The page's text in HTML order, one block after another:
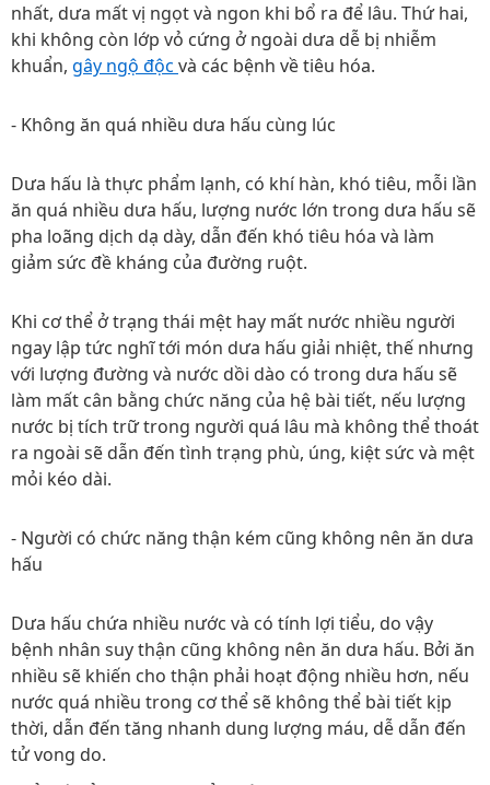
nhất, dưa mất vị ngọt và ngon khi bổ ra để lâu. Thứ hai,
khi không còn lớp vỏ cứng ở ngoài dưa dễ bị nhiễm
khuẩn, gây ngộ độc và các bệnh về tiêu hóa.
- Không ăn quá nhiều dưa hấu cùng lúc
Dưa hấu là thực phẩm lạnh, có khí hàn, khó tiêu, mỗi lần
ăn quá nhiều dưa hấu, lượng nước lớn trong dưa hấu sẽ
pha loãng dịch dạ dày, dẫn đến khó tiêu hóa và làm
giảm sức đề kháng của đường ruột.
Khi cơ thể ở trạng thái mệt hay mất nước nhiều người
ngay lập tức nghĩ tới món dưa hấu giải nhiệt, thế nhưng
với lượng đường và nước dồi dào có trong dưa hấu sẽ
làm mất cân bằng chức năng của hệ bài tiết, nếu lượng
nước bị tích trữ trong người quá lâu mà không thể thoát
ra ngoài sẽ dẫn đến tình trạng phù, úng, kiệt sức và mệt
mỏi kéo dài.
- Người có chức năng thận kém cũng không nên ăn dưa
hấu
Dưa hấu chứa nhiều nước và có tính lợi tiểu, do vậy
bệnh nhân suy thận cũng không nên ăn dưa hấu. Bởi ăn
nhiều sẽ khiến cho thận phải hoạt động nhiều hơn, nếu
nước quá nhiều trong cơ thể sẽ không thể bài tiết kịp
thời, dẫn đến tăng nhanh dung lượng máu, dễ dẫn đến
tử vong do.